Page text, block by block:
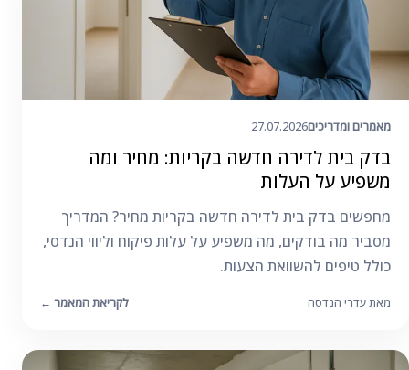
מאמרים ומדריכים27.07.2026
בדק בית לדירה חדשה בקריות: מחיר ומה
משפיע על העלות
מחפשים בדק בית לדירה חדשה בקריות מחיר? המדריך
מסביר מה בודקים, מה משפיע על עלות פיקוח וליווי הנדסי,
כולל טיפים להשוואת הצעות.
מאת עדרי הנדסה לקריאת המאמר ←